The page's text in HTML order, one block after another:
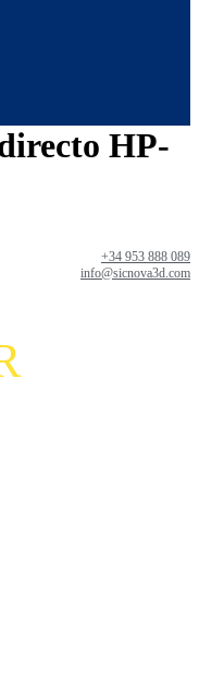
HP-
+34 953 888 089
info@sicnova3d.com